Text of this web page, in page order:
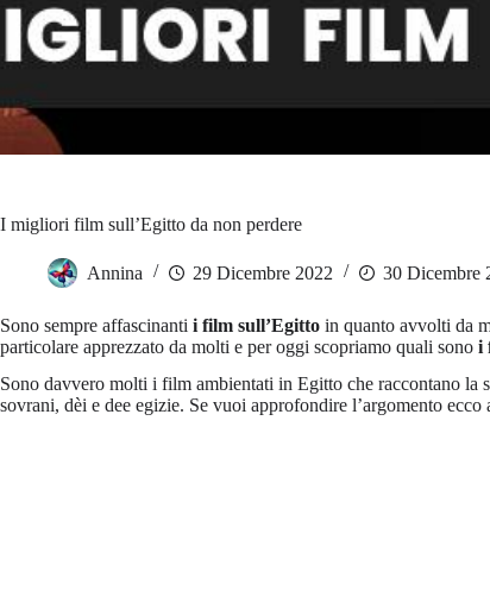
I migliori film sull’Egitto da non perdere
Annina 29 Dicembre 2022 30 Dicembre
Sono sempre affascinanti i film sull’Egitto in quanto avvolti da
particolare apprezzato da molti e per oggi scopriamo quali sono i
Sono davvero molti i film ambientati in Egitto che raccontano la
sovrani, dèi e dee egizie. Se vuoi approfondire l’argomento